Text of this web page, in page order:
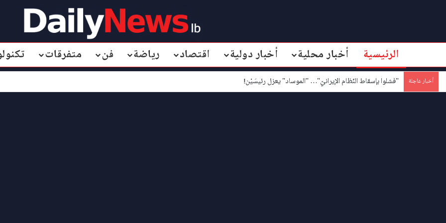
الرئيسية أخبار محلية أخبار دولية اقتصاد رياضة فن متفرقات
أخبار عاجلة "فشلوا بإسقاط النّظام الإيرانيّ"… "الموساد" يعزل رئيسَيْن!